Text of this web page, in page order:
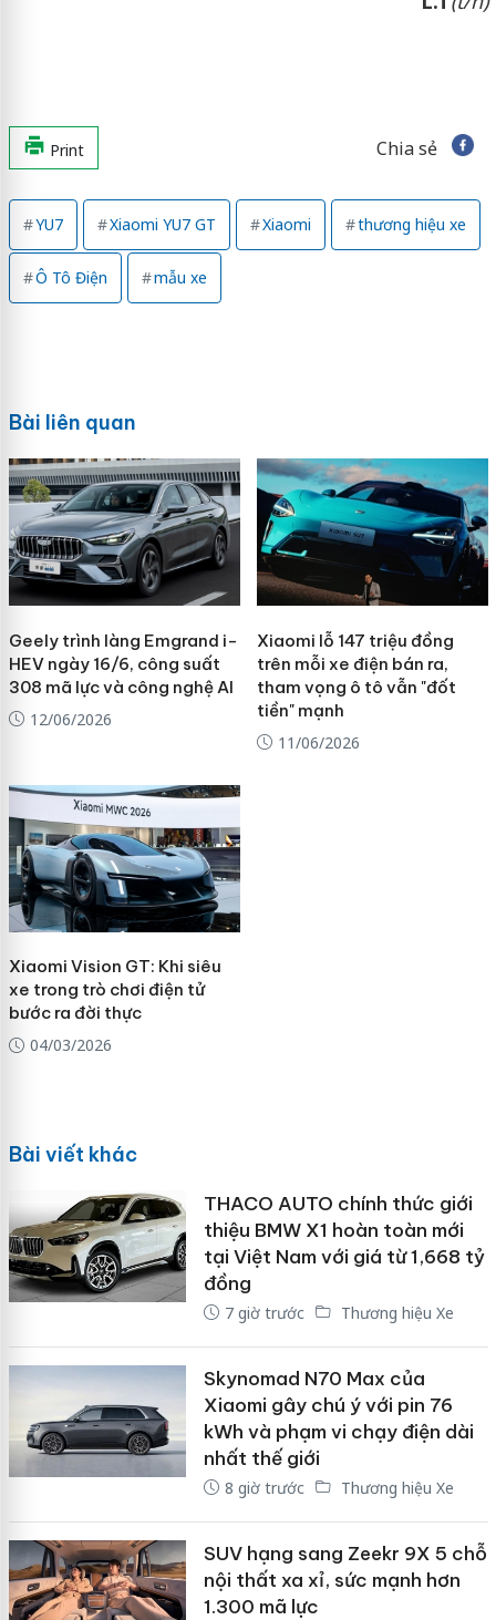
Print Chia sẻ
YU7 Xiaomi YU7 GT Xiaomi thương hiệu xe
Ô Tô Điện mẫu xe
Bài liên quan
Geely trình làng Emgrand i-
HEV ngày 16/6, công suất
308 mã lực và công nghệ AI
12/06/2026
Xiaomi lỗ 147 triệu đồng
trên mỗi xe điện bán ra,
tham vọng ô tô vẫn "đốt
tiền" mạnh
11/06/2026
Xiaomi Vision GT: Khi siêu
xe trong trò chơi điện tử
bước ra đời thực
04/03/2026
Bài viết khác
THACO AUTO chính thức giới
thiệu BMW X1 hoàn toàn mới
tại Việt Nam với giá từ 1,668 tỷ
đồng
7 giờ trước Thương hiệu Xe
Skynomad N70 Max của
Xiaomi gây chú ý với pin 76
kWh và phạm vi chạy điện dài
nhất thế giới
8 giờ trước Thương hiệu Xe
SUV hạng sang Zeekr 9X 5 chỗ
nội thất xa xỉ, sức mạnh hơn
1.300 mã lực